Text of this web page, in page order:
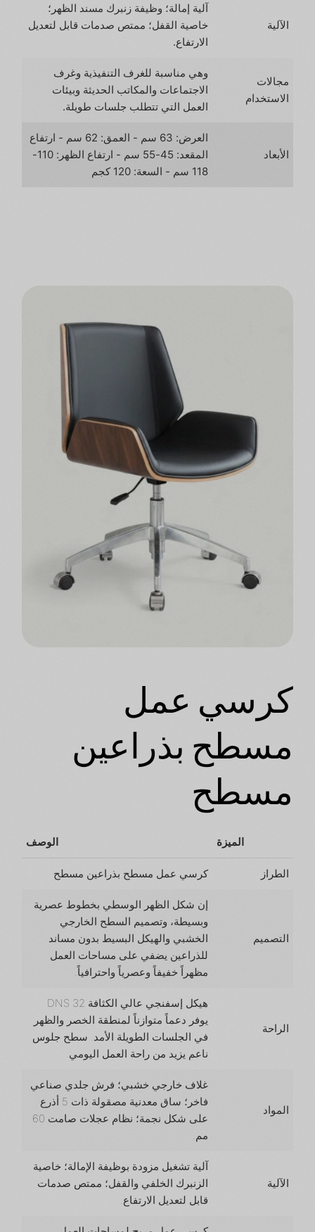
الآلية
آلية إمالة؛ وظيفة زنبرك مسند الظهر؛
خاصية القفل؛ ممتص صدمات قابل لتعديل
الارتفاع.
مجالات
الاستخدام
وهي مناسبة للغرف التنفيذية وغرف
الاجتماعات والمكاتب الحديثة وبيئات
العمل التي تتطلب جلسات طويلة.
الأبعاد
العرض: 63 سم - العمق: 62 سم - ارتفاع
المقعد: 45-55 سم - ارتفاع الظهر: 110-
118 سم - السعة: 120 كجم
كرسي عمل
مسطح بذراعين
مسطح
الميزة الوصف
الطراز كرسي عمل مسطح بذراعين مسطح
التصميم
إن شكل الظهر الوسطي بخطوط عصرية
وبسيطة، وتصميم السطح الخارجي
الخشبي والهيكل البسيط بدون مساند
للذراعين يضفي على مساحات العمل
مظهراً خفيفاً وعصرياً واحترافياً.
الراحة
هيكل إسفنجي عالي الكثافة 32 DNS
يوفر دعماً متوازناً لمنطقة الخصر والظهر
في الجلسات الطويلة الأمد. سطح جلوس
ناعم يزيد من راحة العمل اليومي.
المواد
غلاف خارجي خشبي؛ فرش جلدي صناعي
فاخر؛ ساق معدنية مصقولة ذات 5 أذرع
على شكل نجمة؛ نظام عجلات صامت 60
مم.
الآلية
آلية تشغيل مزودة بوظيفة الإمالة؛ خاصية
الزنبرك الخلفي والقفل؛ ممتص صدمات
قابل لتعديل الارتفاع.